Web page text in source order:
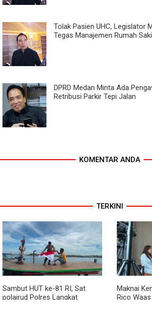
Tolak Pasien UHC, Legislator
Tegas Manajemen Rumah
DPRD Medan Minta Ada
Retribusi Parkir Tepi Jalan
KOMENTAR ANDA
TERKINI
Sambut HUT ke-81 RI, Sat
polairud Polres Langkat
Maknai
Rico